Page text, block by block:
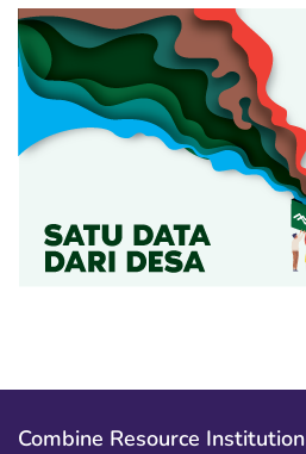
Combine Resource Institution